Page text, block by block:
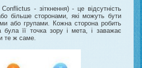
- зіткнення) - це відсутність
більше сторонами, які можуть бути
або групами. Кожна сторона робить
її точка зору і мета, і заважає
те ж саме.